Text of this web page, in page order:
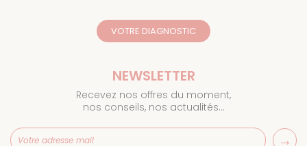
VOTRE DIAGNOSTIC
NEWSLETTER
Recevez nos offres du moment,
nos conseils, nos actualités…